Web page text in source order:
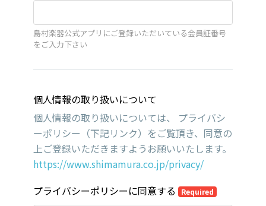
島村楽器公式アプリにご登録いただいている会員証番号
をご入力下さい
個人情報の取り扱いについて
個人情報の取り扱いについては、 プライバシ
ーポリシー（下記リンク）をご覧頂き、同意の
上ご登録いただきますようお願いいたします。
https://www.shimamura.co.jp/privacy/
プライバシーポリシーに同意する
Required